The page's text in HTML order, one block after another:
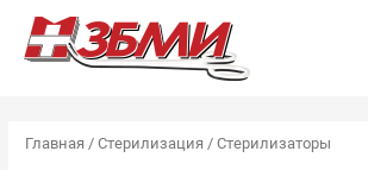
Главная /Стерилизация / Стерилизаторы